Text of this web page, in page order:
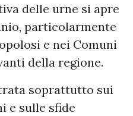
delle urne si apre
particolarmente
e nei Comuni
della regione.
soprattutto sui
e sulle sfide